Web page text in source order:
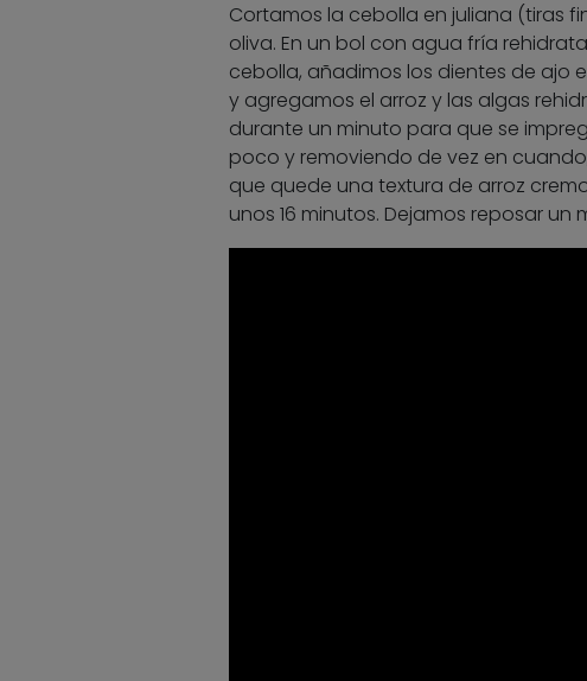
Cortamos la cebolla en juliana (tiras
oliva. En un bol con agua fría
cebolla, añadimos los dientes de ajo
y agregamos el arroz y las algas
durante un minuto para que se
poco y removiendo de vez en
que quede una textura de arroz
unos 16 minutos. Dejamos reposar